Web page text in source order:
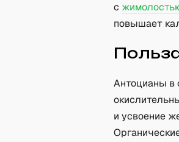
с
повышает
Антоцианы в
и усвоение